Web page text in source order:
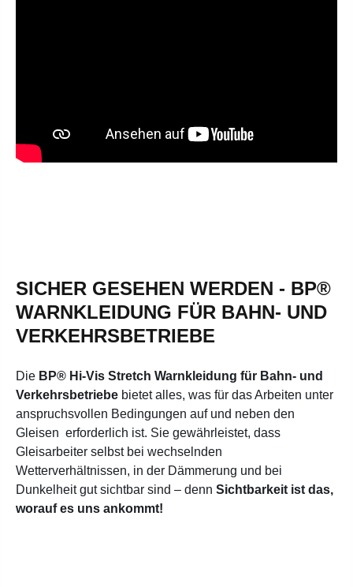
SICHER GESEHEN WERDEN - BP®
WARNKLEIDUNG FÜR BAHN- UND
VERKEHRSBETRIEBE
Die BP® Hi-Vis Stretch Warnkleidung für Bahn- und
Verkehrsbetriebe bietet alles, was für das Arbeiten unter
anspruchsvollen Bedingungen auf und neben den
Gleisen erforderlich ist. Sie gewährleistet, dass
Gleisarbeiter selbst bei wechselnden
Wetterverhältnissen, in der Dämmerung und bei
Dunkelheit gut sichtbar sind – denn Sichtbarkeit ist das,
worauf es uns ankommt!